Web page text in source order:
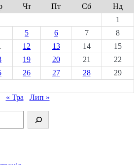
Чт Пт Сб
Нд
1
5 6 7
8
12 13 14
15
19 20 21
22
26 27 28
29
« Тра
Лип »